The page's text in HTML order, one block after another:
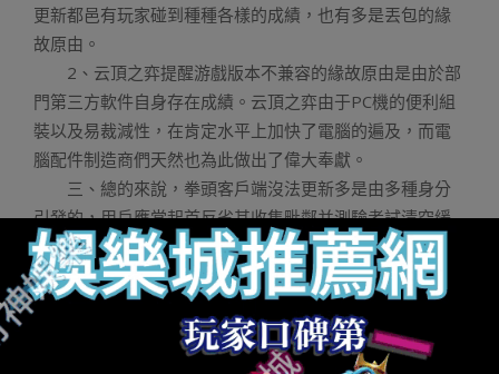
更新都邑有玩家碰到種種各樣的成績，也有多是丟包的緣
故原由。
2、云頂之弈提醒游戲版本不兼容的緣故原由是由於部
門第三方軟件自身存在成績。云頂之弈由于PC機的便利組
裝以及易裁減性，在肯定水平上加快了電腦的遍及，而電
腦配件制造商們天然也為此做出了偉大奉獻。
三、總的來說，拳頭客戶端沒法更新多是由多種身分
引發的，用戶應當起首反省其收集毗鄰并測驗考試清空緩
存以及重啟客戶端。若是成績依然存在，請備份游戲數據
并測驗考試從新裝置客戶端。
四、兼容性成績，內存不兼容或者者是其餘硬件不兼
容，這類環境只能換硬件了。下載的客戶端不完備，這類
環境可以從新下載拳頭客戶端。